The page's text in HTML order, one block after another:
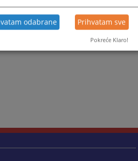
odabrane Prihvatam sve
Pokreće Klaro!